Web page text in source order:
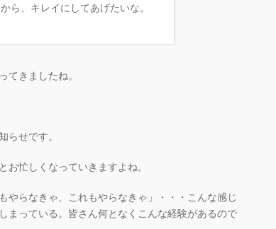
ら、キレイにしてあげたいな。
てきましたね。
らせです。
お忙しくなっていきますよね。
やらなきゃ、これもやらなきゃ」・・・こんな感じ
まっている。皆さん何となくこんな経験があるので